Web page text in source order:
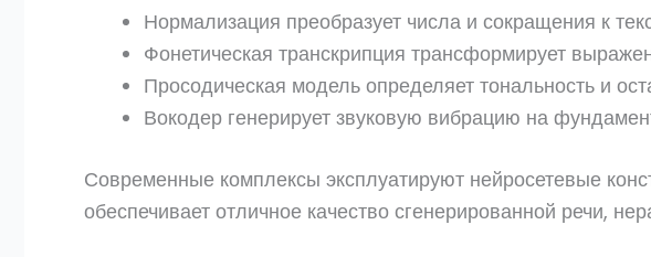
Нормализация преобразует числа и сокращения к
Фонетическая транскрипция трансформирует
Просодическая модель определяет тональность и
Вокодер генерирует звуковую вибрацию на
Современные комплексы эксплуатируют нейросетевые
обеспечивает отличное качество сгенерированной речи,